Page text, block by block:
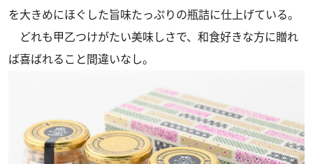
を大きめにほぐした旨味たっぷりの瓶詰に仕上げている。
どれも甲乙つけがたい美味しさで、和食好きな方に贈れ
ば喜ばれること間違いなし。